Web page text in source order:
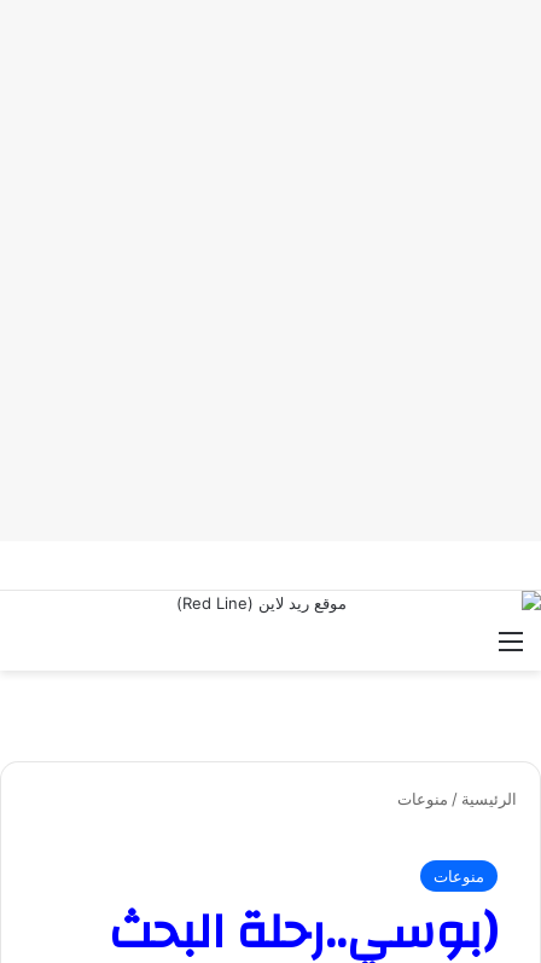
القائمة
الرئيسية / منوعات
منوعات
(بوسي..رحلة البحث